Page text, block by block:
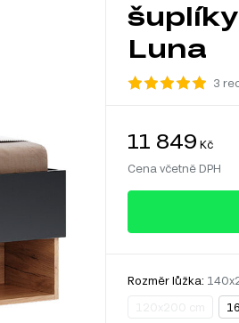
Luna
3
11 849 Kč
Cena včetně DPH
Rozměr lůžka: